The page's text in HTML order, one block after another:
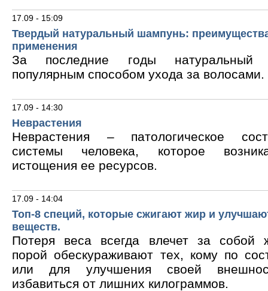
17.09 - 15:09
Твердый натуральный шампунь:
применения
За последние годы натуральный
популярным способом ухода за волосами.
17.09 - 14:30
Неврастения
Неврастения – патологическое
системы человека, которое
истощения ее ресурсов.
17.09 - 14:04
Топ-8 специй, которые сжигают жир и
веществ.
Потеря веса всегда влечет за собой
порой обескураживают тех, кому по
или для улучшения своей
избавиться от лишних килограммов.